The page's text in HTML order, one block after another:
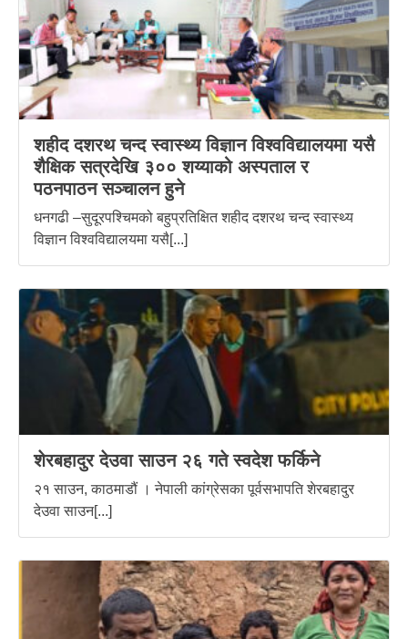
शहीद दशरथ चन्द स्वास्थ्य विज्ञान विश्वविद्यालयमा यसै
शैक्षिक सत्रदेखि ३०० शय्याको अस्पताल र
पठनपाठन सञ्चालन हुने
धनगढी –सुदूरपश्चिमको बहुप्रतिक्षित शहीद दशरथ चन्द स्वास्थ्य
विज्ञान विश्वविद्यालयमा यसै[...]
शेरबहादुर देउवा साउन २६ गते स्वदेश फर्किने
२१ साउन, काठमाडौं । नेपाली कांग्रेसका पूर्वसभापति शेरबहादुर
देउवा साउन[...]